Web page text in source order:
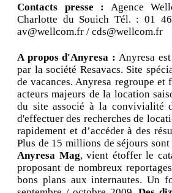
Contacts presse : Agence
Charlotte du Souich Tél. : 01
av@wellcom.fr / cds@wellcom.fr
A propos d'Anyresa : Anyresa
par la société Resavacs. Site
de vacances. Anyresa regroupe et
acteurs majeurs de la location
du site associé à la convivialité
d'effectuer des recherches de
rapidement et d’accéder à des
Plus de 15 millions de séjours
Anyresa Mag, vient étoffer le
proposant de nombreux
bons plans aux internautes. Un